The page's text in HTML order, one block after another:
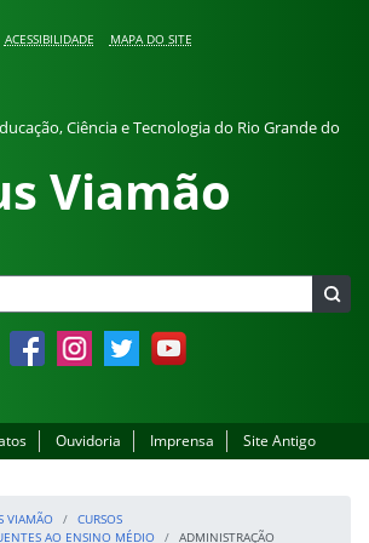
ACESSIBILIDADE MAPA DO SITE
Ciência e Tecnologia do Rio Grande do
Viamão
FacebookInstagramTwitter YouTube
Ouvidoria Imprensa Site Antigo
VIAMÃO
CURSOS
AO ENSINO MÉDIO
ADMINISTRAÇÃO